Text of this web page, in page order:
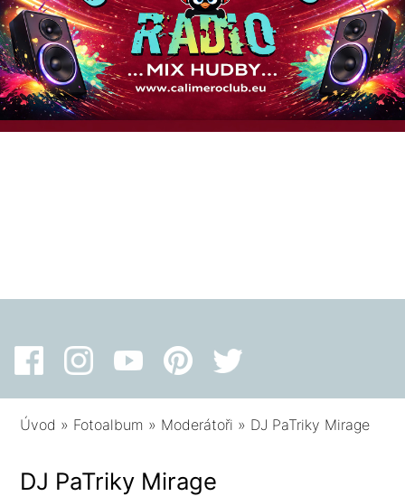
Úvod » Fotoalbum » Moderátoři » DJ PaTriky Mirage
DJ PaTriky Mirage